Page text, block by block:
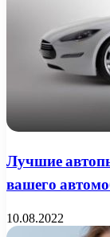
Лучшие
вашего
10.08.2022